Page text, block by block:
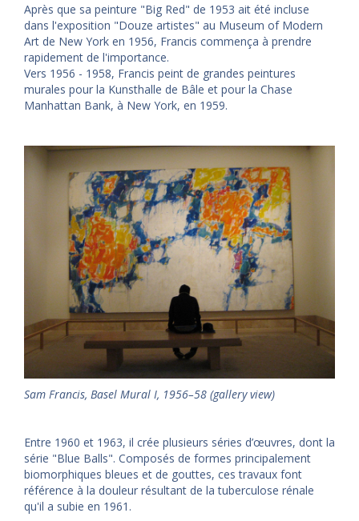
Après que sa peinture "Big Red" de 1953 ait été incluse
dans l'exposition "Douze artistes" au Museum of Modern
Art de New York en 1956, Francis commença à prendre
rapidement de l'importance.
Vers 1956 - 1958, Francis peint de grandes peintures
murales pour la Kunsthalle de Bâle et pour la Chase
Manhattan Bank, à New York, en 1959.
Sam Francis, Basel Mural I, 1956–58 (gallery view)
Entre 1960 et 1963, il crée plusieurs séries d’œuvres, dont la
série "Blue Balls". Composés de formes principalement
biomorphiques bleues et de gouttes, ces travaux font
référence à la douleur résultant de la tuberculose rénale
qu'il a subie en 1961.